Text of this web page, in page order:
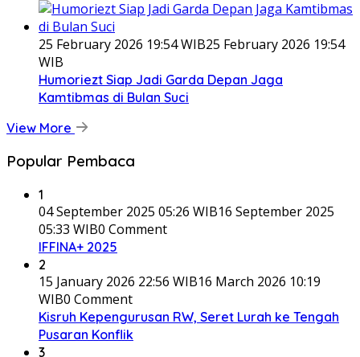
25 February 2026 19:54 WIB25 February 2026 19:54
WIB
Humoriezt Siap Jadi Garda Depan Jaga
Kamtibmas di Bulan Suci
View More
Popular Pembaca
1
04 September 2025 05:26 WIB16 September 2025
05:33 WIB0 Comment
IFFINA+ 2025
2
15 January 2026 22:56 WIB16 March 2026 10:19
WIB0 Comment
Kisruh Kepengurusan RW, Seret Lurah ke Tengah
Pusaran Konflik
3